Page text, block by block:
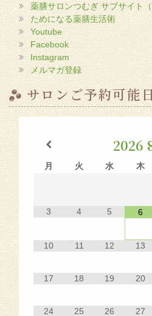
薬膳サロンつむぎ サブサイト
ためになる薬膳生活術
Youtube
Facebook
Instagram
メルマガ登録
サロンご予約可能
2026
月 火 水 木
3 4 5 6
10 11 12 13
17 18 19 20
24 25 26 27